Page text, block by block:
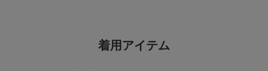
着用アイテム